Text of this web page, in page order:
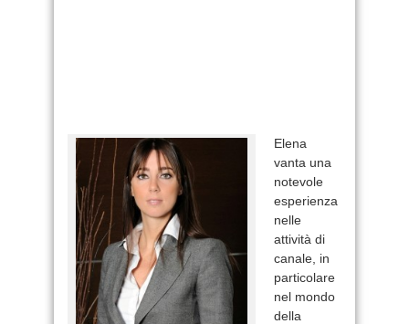
Elena
vanta una
notevole
esperienza
nelle
attività di
canale, in
particolare
nel mondo
della